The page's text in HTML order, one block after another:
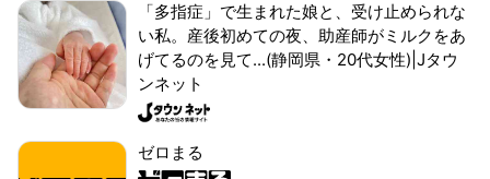
「多指症」で生まれた娘と、受け止められな
い私。産後初めての夜、助産師がミルクをあ
げてるのを見て...(静岡県・20代女性)|Jタウ
ンネット
ゼロまる